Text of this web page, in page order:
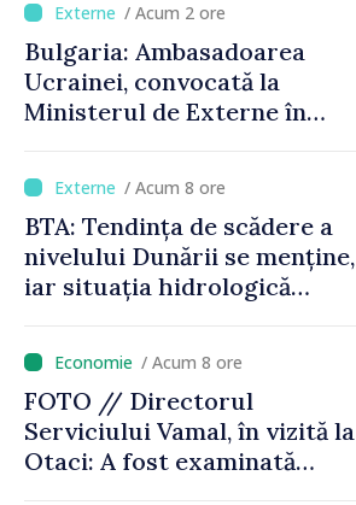
/ Acum 2 ore
Bulgaria: Ambasadoarea
Ucrainei, convocată la
Ministerul de Externe în
/ Acum 8 ore
BTA: Tendința de scădere a
nivelului Dunării se menține,
iar situația hidrologică
/ Acum 8 ore
FOTO // Directorul
Serviciului Vamal, în vizită la
Otaci: A fost examinată